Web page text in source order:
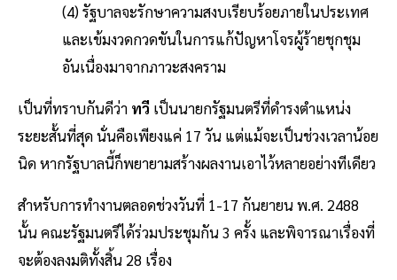
(4) รัฐบาลจะรักษาความสงบเรียบร้อยภายในประเทศ
และเข้มงวดกวดขันในการแก้ปัญหาโจรผู้ร้ายชุกชุม
อันเนื่องมาจากภาวะสงคราม
เป็นที่ทราบกันดีว่า ทวี เป็นนายกรัฐมนตรีที่ดำรงตำแหน่ง
ระยะสั้นที่สุด นั่นคือเพียงแค่ 17 วัน แต่แม้จะเป็นช่วงเวลาน้อย
นิด หากรัฐบาลนี้ก็พยายามสร้างผลงานเอาไว้หลายอย่างทีเดียว
สำหรับการทำงานตลอดช่วงวันที่ 1-17 กันยายน พ.ศ. 2488
นั้น คณะรัฐมนตรีได้ร่วมประชุมกัน 3 ครั้ง และพิจารณาเรื่องที่
จะต้องลงมติทั้งสิ้น 28 เรื่อง